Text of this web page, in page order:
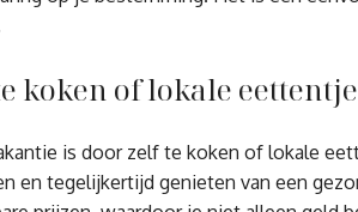
koken of lokale
is door zelf te koken of lokale
en tegelijkertijd genieten van een